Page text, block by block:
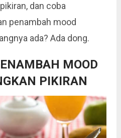
dan coba
penambah mood
ada? Ada dong.
MOOD
PIKIRAN